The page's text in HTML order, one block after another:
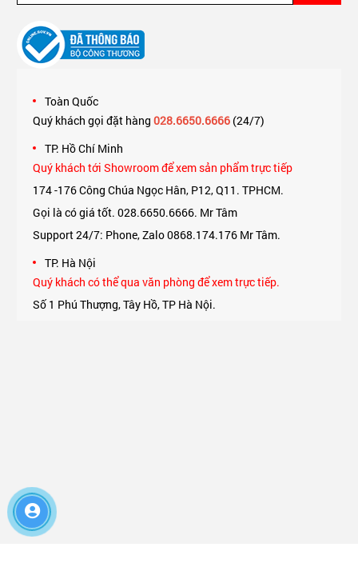
Toàn Quốc
Quý khách gọi đặt hàng 028.6650.6666(24/7)
TP. Hồ Chí Minh
Quý khách tới Showroom để xem sản phẩm trực tiếp
174 -176 Công Chúa Ngọc Hân, P12, Q11. TPHCM.
Gọi là có giá tốt. 028.6650.6666. Mr Tâm
Support 24/7: Phone, Zalo 0868.174.176 Mr Tâm.
TP. Hà Nội
Quý khách có thể qua văn phòng để xem trực tiếp.
Số 1 Phú Thượng, Tây Hồ, TP Hà Nội.